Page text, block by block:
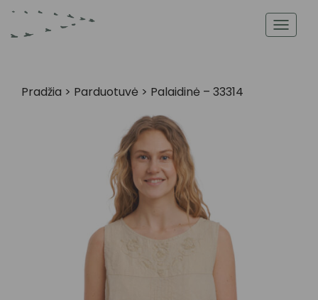
Pradžia > Parduotuvė > Palaidinė – 33314